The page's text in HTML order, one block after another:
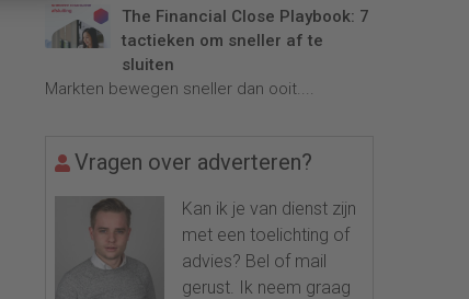
The Financial Close Playbook: 7
tactieken om sneller af te
sluiten
Markten bewegen sneller dan ooit....
Vragen over adverteren?
Kan ik je van dienst zijn
met een toelichting of
advies? Bel of mail
gerust. Ik neem graag